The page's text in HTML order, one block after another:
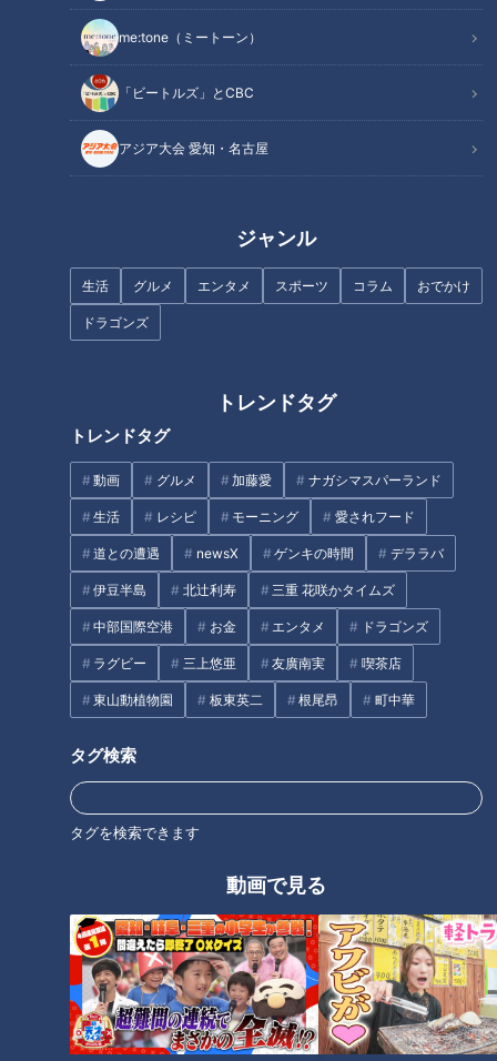
me:tone（ミートーン）
「ビートルズ」とCBC
アジア大会 愛知・名古屋
ジャンル
生活 グルメ エンタメ スポーツ コラム おでかけ
ドラゴンズ
トレンドタグ
トレンドタグ
動画 グルメ 加藤愛 ナガシマスパーランド
生活 レシピ モーニング 愛されフード
道との遭遇 newsX ゲンキの時間 デララバ
伊豆半島 北辻利寿 三重 花咲かタイムズ
中部国際空港 お金 エンタメ ドラゴンズ
ラグビー 三上悠亜 友廣南実 喫茶店
東山動植物園 板東英二 根尾昂 町中華
タグ検索
タグを検索できます
動画で見る
豚ロース肉(しゃぶしゃぶ用) 180g
大根 7cm
にんじん 7cm
ほうれん草 1わ(200g)
白菜 3枚(100g)
豆乳 3カップ
しょうが 1/2かけ
フライドオニオン<サラダクラブ> 1袋(10g)
みりん 大さじ2
酒 大さじ1
作り方
1 小鍋などにしょうゆ、みりん、酒を合わせてひと煮立ちさ
せて冷ます。
2 長ねぎ、しょうがはみじん切りにして、ふきんに包んで水
3 1、2、フライドオニオン、一味唐辛子、好みでフライドガ
ーリックを混ぜ合わせて香味だれを作る。
4 大根、にんじんは皮をむいて5mm厚さ、1.5cm幅の帯状に
る。ザルに上げて水気をきる。
5 同じ湯にほうれん草を根元から入れ、色よくゆでて冷水に
さらし、水気を絞って7cm長さに切る。